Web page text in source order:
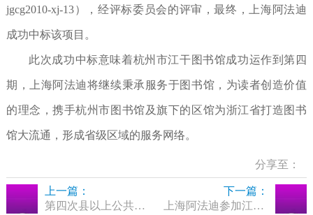
jgcg2010-xj-13），经评标委员会的评审，最终，上海阿法迪
成功中标该项目。
此次成功中标意味着杭州市江干图书馆成功运作到第四
期，上海阿法迪将继续秉承服务于图书馆，为读者创造价值
的理念，携手杭州市图书馆及旗下的区馆为浙江省打造图书
馆大流通，形成省级区域的服务网络。
分享至：
上一篇：
第四次县以上公共图书馆评估定级顺利结束，上海阿法迪图书馆客户被评为一级馆
下一篇：
上海阿法迪参加江苏省高校图书馆馆长论坛